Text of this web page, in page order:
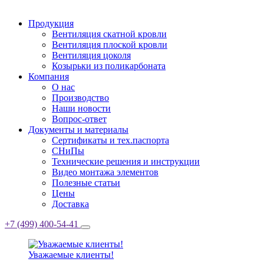
Продукция
Вентиляция скатной кровли
Вентиляция плоской кровли
Вентиляция цоколя
Козырьки из поликарбоната
Компания
О нас
Производство
Наши новости
Вопрос-ответ
Документы и материалы
Сертификаты и тех.паспорта
СНиПы
Технические решения и инструкции
Видео монтажа элементов
Полезные статьи
Цены
Доставка
+7 (499) 400-54-41
Уважаемые клиенты!